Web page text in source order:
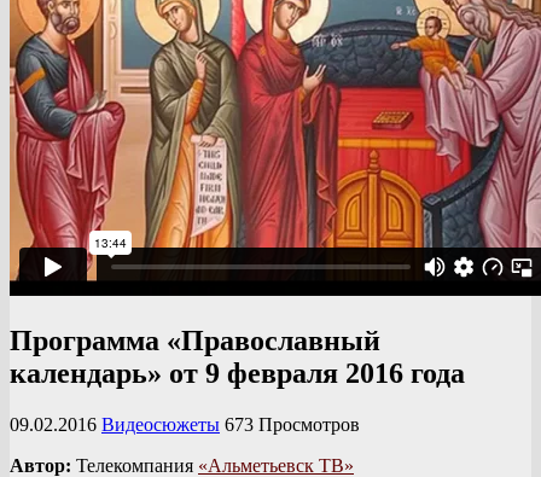
Программа «Православный
календарь» от 9 февраля 2016 года
09.02.2016 Видеосюжеты 673 Просмотров
Автор: Телекомпания «Альметьевск ТВ»